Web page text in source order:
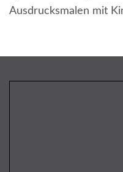
Ausdrucksmalen mit